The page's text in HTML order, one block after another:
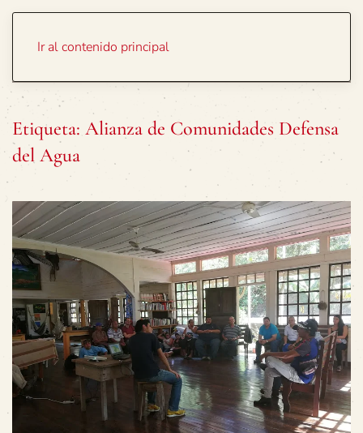
Ir al contenido principal
Etiqueta: Alianza de Comunidades Defensa
del Agua